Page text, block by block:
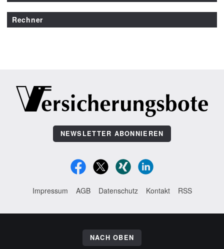
Rechner
NEWSLETTER ABONNIEREN
Impressum AGB Datenschutz Kontakt RSS
NACH OBEN